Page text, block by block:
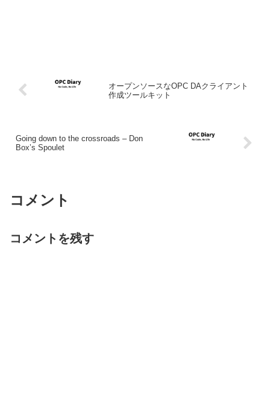
オープンソースなOPC DAクライアント
作成ツールキット
Going down to the crossroads – Don
Box’s Spoulet
コメント
コメントを残す